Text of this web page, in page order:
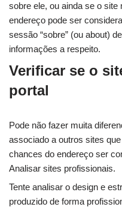
sobre ele, ou ainda se o site
endereço pode ser
sessão “sobre” (ou about)
informações a respeito.
Verificar se o
portal
Pode não fazer muita
associado a outros sites
chances do endereço ser
Analisar sites profissionais.
Tente analisar o design e
produzido de forma